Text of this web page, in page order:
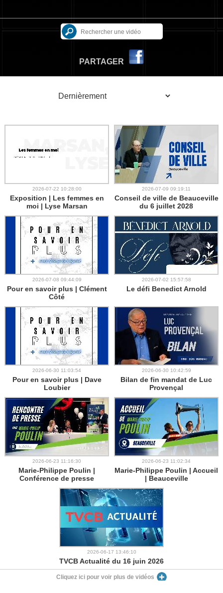
PARTAGER
2026-07-22 10:28:00
Exposition | Les femmes en
moi | Lyse Marsan
2026-07-09 09:19:11
Conseil de ville de Beauceville
du 6 juillet 2028
2026-07-08 09:44:09
Pour en savoir plus | Clément
Côté
2026-07-02 15:57:58
Le défi Benedict Arnold
2026-06-30 11:03:54
Pour en savoir plus | Dave
Loubier
2026-06-30 10:42:59
Bilan de fin mandat de Luc
Provençal
2026-06-23 11:16:30
Marie-Philippe Poulin |
Conférence de presse
2026-06-23 11:02:34
Marie-Philippe Poulin | Accueil
| Beauceville
2026-06-17 13:46:10
TVCB Actualité du 16 juin 2026
Cliquez ici pour voir plus de vidéos